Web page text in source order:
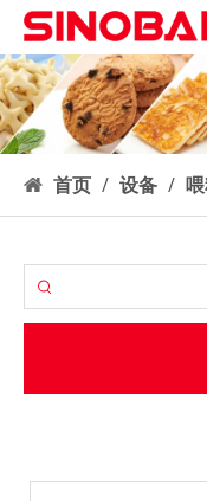
首页 / 设备 /